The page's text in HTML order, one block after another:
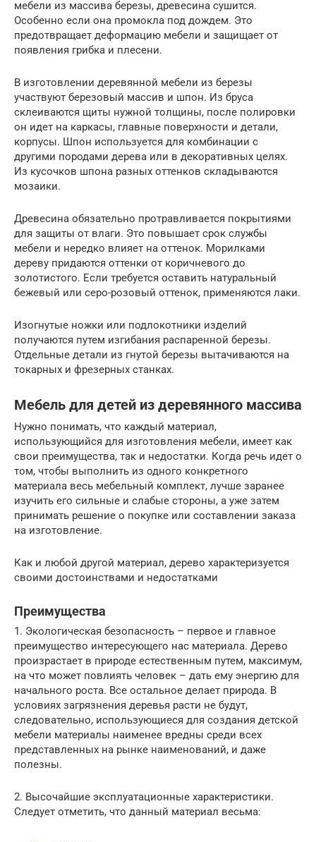
мебели из массива березы, древесина сушится.
Особенно если она промокла под дождем. Это
предотвращает деформацию мебели и защищает от
появления грибка и плесени.
В изготовлении деревянной мебели из березы
участвуют березовый массив и шпон. Из бруса
склеиваются щиты нужной толщины, после полировки
он идет на каркасы, главные поверхности и детали,
корпусы. Шпон используется для комбинации с
другими породами дерева или в декоративных целях.
Из кусочков шпона разных оттенков складываются
мозаики.
Древесина обязательно протравливается покрытиями
для защиты от влаги. Это повышает срок службы
мебели и нередко влияет на оттенок. Морилками
дереву придаются оттенки от коричневого до
золотистого. Если требуется оставить натуральный
бежевый или серо-розовый оттенок, применяются лаки.
Изогнутые ножки или подлокотники изделий
получаются путем изгибания распаренной березы.
Отдельные детали из гнутой березы вытачиваются на
токарных и фрезерных станках.
Мебель для детей из деревянного массива
Нужно понимать, что каждый материал,
использующийся для изготовления мебели, имеет как
свои преимущества, так и недостатки. Когда речь идет о
том, чтобы выполнить из одного конкретного
материала весь мебельный комплект, лучше заранее
изучить его сильные и слабые стороны, а уже затем
принимать решение о покупке или составлении заказа
на изготовление.
Как и любой другой материал, дерево характеризуется
своими достоинствами и недостатками
Преимущества
1. Экологическая безопасность – первое и главное
преимущество интересующего нас материала. Дерево
произрастает в природе естественным путем, максимум,
на что может повлиять человек – дать ему энергию для
начального роста. Все остальное делает природа. В
условиях загрязнения деревья расти не будут,
следовательно, использующиеся для создания детской
мебели материалы наименее вредны среди всех
представленных на рынке наименований, и даже
полезны.
2. Высочайшие эксплуатационные характеристики.
Следует отметить, что данный материал весьма: